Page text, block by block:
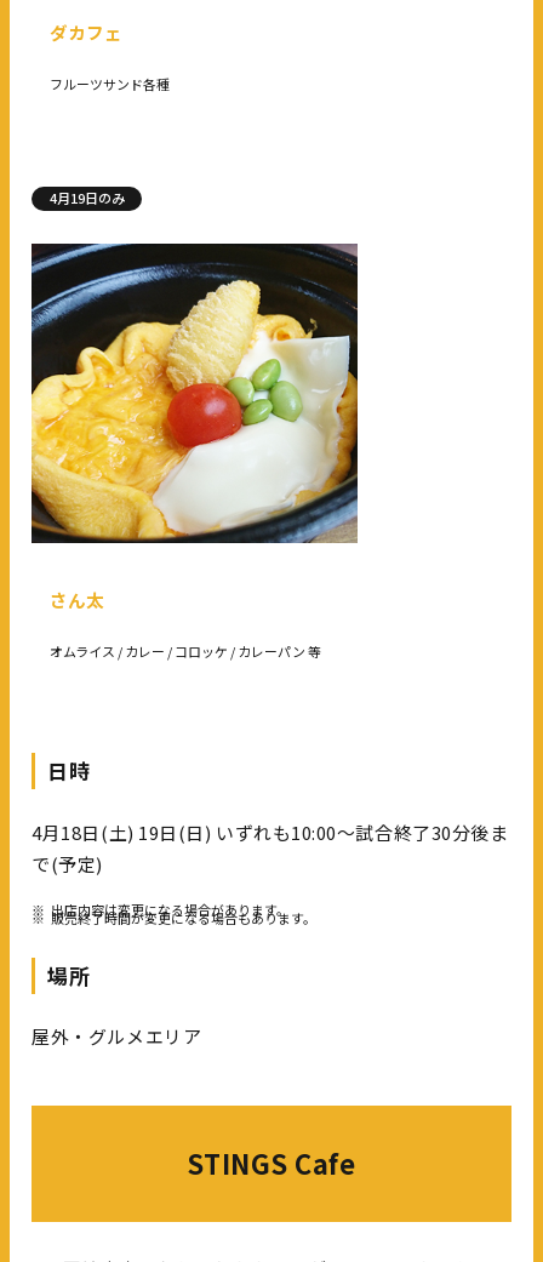
ダカフェ
フルーツサンド各種
4月19日のみ
さん太
オムライス / カレー / コロッケ / カレーパン 等
日時
4月18日(土) 19日(日) いずれも10:00～試合終了30分後ま
で(予定)
※ 出店内容は変更になる場合があります。
※ 販売終了時間が変更になる場合もあります。
場所
屋外・グルメエリア
STINGS Cafe